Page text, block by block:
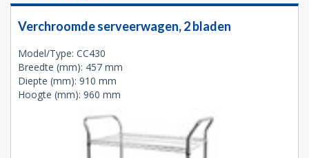
Verchroomde serveerwagen, 2 bladen
Model/Type: CC430
Breedte (mm): 457 mm
Diepte (mm): 910 mm
Hoogte (mm): 960 mm